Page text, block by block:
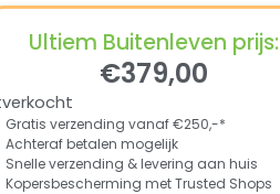
Ultiem Buitenleven prijs:
€379,00
Gratis verzending vanaf €250,-*
Achteraf betalen mogelijk
Snelle verzending & levering aan huis
Kopersbescherming met Trusted Shops